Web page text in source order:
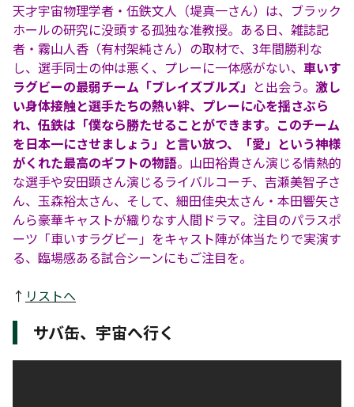
天才宇宙物理学者・伍鉄文人（堤真一さん）は、ブラック
ホールの研究に没頭する孤独な准教授。ある日、雑誌記
者・霧山人香（有村架純さん）の取材で、3年間勝利な
し、選手同士の仲は悪く、プレーに一体感がない、 車いす
ラグビーの最弱チーム「ブレイズブルズ」 と出会う。 激し
い身体接触と選手たちの熱い絆、プレーに心を揺さぶら
れ、伍鉄は「僕なら勝たせることができます。このチーム
を日本一にさせましょう」と言い放つ、「愛」という神様
がくれた最高のギフトの物語。山田裕貴さん演じる情熱的
な選手や安田顕さん演じるライバルコーチ、吉瀬美智子さ
ん、玉森裕太さん、そして、細田佳央太さん・本田響矢さ
んら豪華キャストが織りなす人間ドラマ。注目のパラスポ
ーツ「車いすラグビー」をキャスト陣が体当たりで実演す
る、臨場感ある試合シーンにもご注目を。
↑ リストへ
サバ缶、宇宙へ行く